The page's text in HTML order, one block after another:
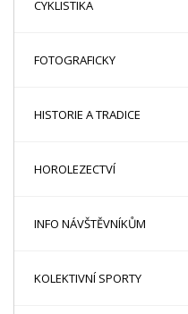
CYKLISTIKA
FOTOGRAFICKY
HISTORIE A TRADICE
HOROLEZECTVÍ
INFO NÁVŠTĚVNÍKŮM
KOLEKTIVNÍ SPORTY